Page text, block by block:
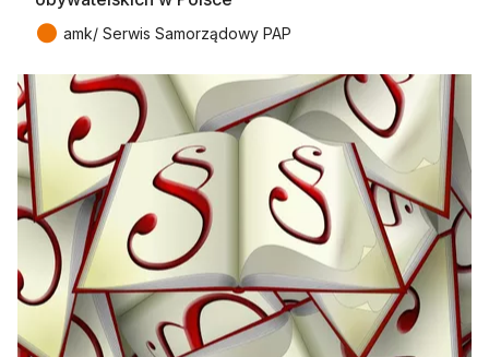
● amk/ Serwis Samorządowy PAP